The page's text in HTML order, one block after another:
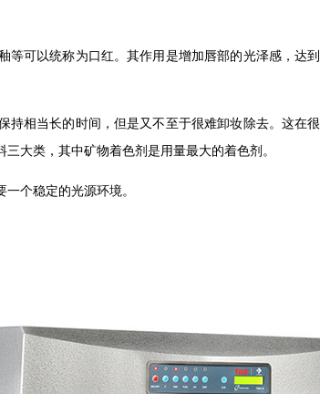
等可以统称为口红。其作用是增加唇部的光泽感，达
持相当长的时间，但是又不至于很难卸妆除去。这在
大类，其中矿物着色剂是用量最大的着色剂。
个稳定的光源环境。